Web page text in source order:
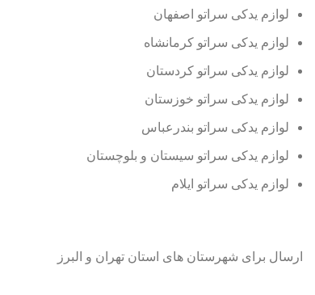
لوازم یدکی سراتو اصفهان
لوازم یدکی سراتو کرمانشاه
لوازم یدکی سراتو کردستان
لوازم یدکی سراتو خوزستان
لوازم یدکی سراتو بندرعباس
لوازم یدکی سراتو سیستان و بلوچستان
لوازم یدکی سراتو ایلام
ارسال برای شهرستان های استان تهران و البرز